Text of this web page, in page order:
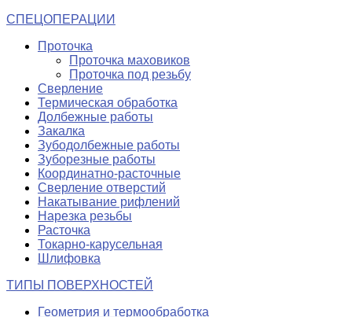
СПЕЦОПЕРАЦИИ
Проточка
Проточка маховиков
Проточка под резьбу
Сверление
Термическая обработка
Долбежные работы
Закалка
Зубодолбежные работы
Зуборезные работы
Координатно-расточные
Сверление отверстий
Накатывание рифлений
Нарезка резьбы
Расточка
Токарно-карусельная
Шлифовка
ТИПЫ ПОВЕРХНОСТЕЙ
Геометрия и термообработка